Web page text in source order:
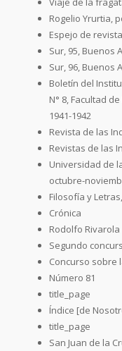
Rogelio Yrurtia,
Espejo de
Sur, 95, Buenos
Sur, 96, Buenos
Boletín del
N° 8, Facultad
1941-1942
Revista de las
Revistas de las
Universidad de
octubre-
Filosofía y
Crónica
Rodolfo Rivarola
Segundo
Concurso sobre
Número 81
title_page
Índice [de
title_page
San Juan de la